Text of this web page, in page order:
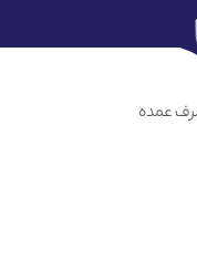
عمده